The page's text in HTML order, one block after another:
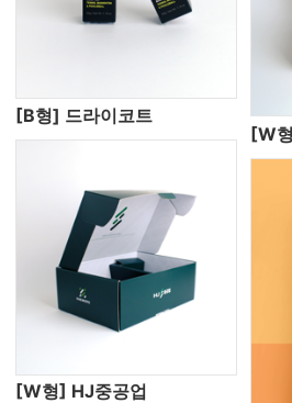
[B형] 드라이코트
[W
[W형] HJ중공업